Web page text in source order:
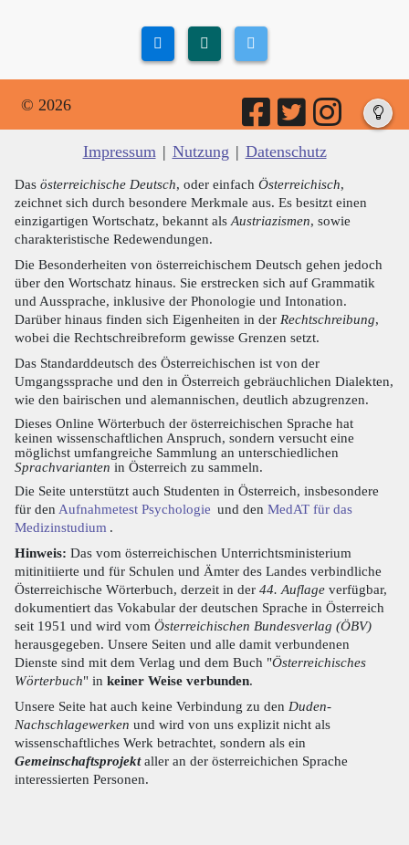
© 2026
Impressum | Nutzung | Datenschutz
Das österreichische Deutsch, oder einfach Österreichisch,
zeichnet sich durch besondere Merkmale aus. Es besitzt einen
einzigartigen Wortschatz, bekannt als Austriazismen, sowie
charakteristische Redewendungen.
Die Besonderheiten von österreichischem Deutsch gehen jedoch
über den Wortschatz hinaus. Sie erstrecken sich auf Grammatik
und Aussprache, inklusive der Phonologie und Intonation.
Darüber hinaus finden sich Eigenheiten in der Rechtschreibung,
wobei die Rechtschreibreform gewisse Grenzen setzt.
Das Standarddeutsch des Österreichischen ist von der
Umgangssprache und den in Österreich gebräuchlichen Dialekten,
wie den bairischen und alemannischen, deutlich abzugrenzen.
Dieses Online Wörterbuch der österreichischen Sprache hat
keinen wissenschaftlichen Anspruch, sondern versucht eine
möglichst umfangreiche Sammlung an unterschiedlichen
Sprachvarianten in Österreich zu sammeln.
Die Seite unterstützt auch Studenten in Österreich, insbesondere
für den Aufnahmetest Psychologie und den MedAT für das
Medizinstudium .
Hinweis: Das vom österreichischen Unterrichtsministerium
mitinitiierte und für Schulen und Ämter des Landes verbindliche
Österreichische Wörterbuch, derzeit in der 44. Auflage verfügbar,
dokumentiert das Vokabular der deutschen Sprache in Österreich
seit 1951 und wird vom Österreichischen Bundesverlag (ÖBV)
herausgegeben. Unsere Seiten und alle damit verbundenen
Dienste sind mit dem Verlag und dem Buch "Österreichisches
Wörterbuch" in keiner Weise verbunden.
Unsere Seite hat auch keine Verbindung zu den Duden-
Nachschlagewerken und wird von uns explizit nicht als
wissenschaftliches Werk betrachtet, sondern als ein
Gemeinschaftsprojektaller an der österreichichen Sprache
interessierten Personen.